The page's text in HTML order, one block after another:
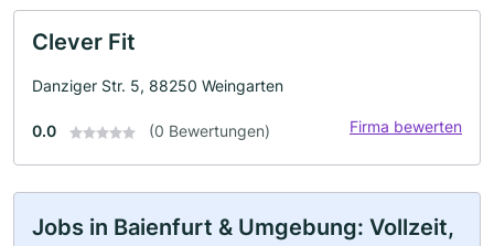
Clever Fit
Danziger Str. 5, 88250 Weingarten
0.0 (0 Bewertungen) Firma bewerten
Jobs in Baienfurt & Umgebung: Vollzeit,